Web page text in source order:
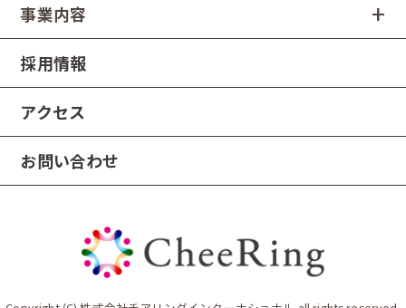
事業内容
採用情報
アクセス
お問い合わせ